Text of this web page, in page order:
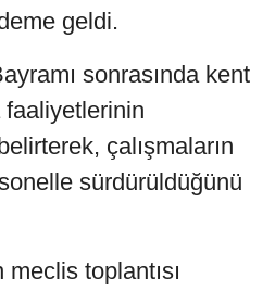
geldi.
sonrasında kent
çalışmaların
sürdürüldüğünü
toplantısı